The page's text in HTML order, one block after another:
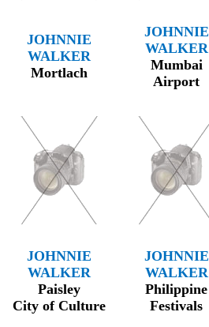
JOHNNIE
WALKER
Mortlach
JOHNNIE
WALKER
Mumbai
Airport
JOHNNIE
WALKER
Paisley
City of Culture
JOHNNIE
WALKER
Philippine
Festivals